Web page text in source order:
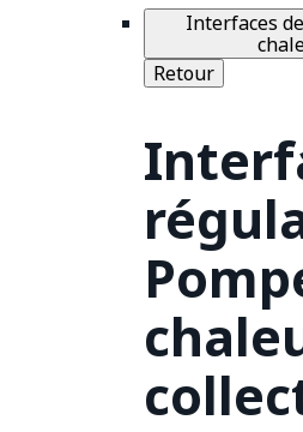
Interfaces
Retour